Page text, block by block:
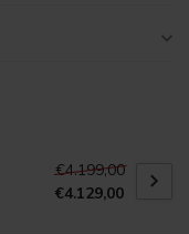
€4.199,00
€4.129,00